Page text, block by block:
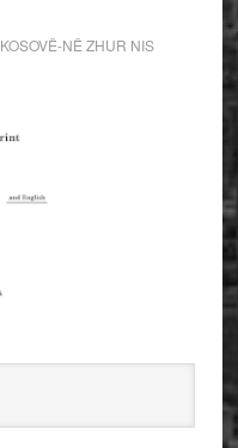
KOSOVË-NË ZHUR NIS